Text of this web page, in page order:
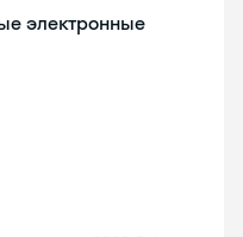
электронные